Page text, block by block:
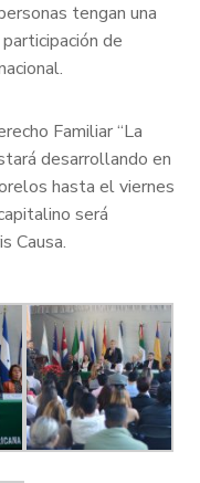
tengan una
de
Familiar “La
desarrollando en
hasta el viernes
será
Causa.